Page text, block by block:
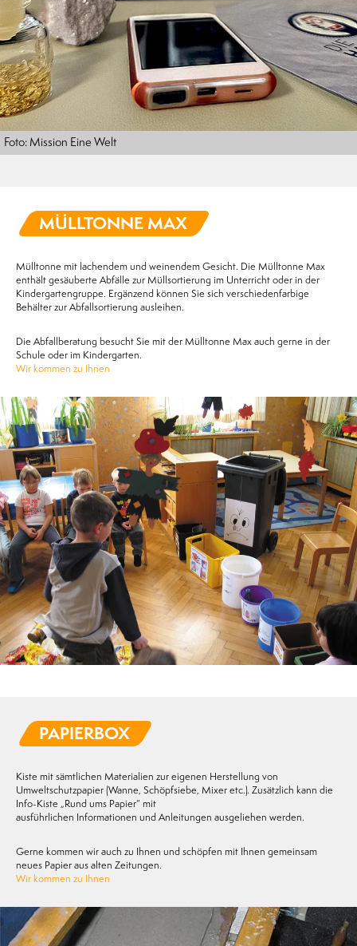
Foto: Mission Eine Welt
MÜLLTONNE MAX
Mülltonne mit lachendem und weinendem Gesicht. Die Mülltonne Max
enthält gesäuberte Abfälle zur Müllsortierung im Unterricht oder in der
Kindergartengruppe. Ergänzend können Sie sich verschiedenfarbige
Behälter zur Abfallsortierung ausleihen.
Die Abfallberatung besucht Sie mit der Mülltonne Max auch gerne in der
Schule oder im Kindergarten.
Wir kommen zu Ihnen
PAPIERBOX
Kiste mit sämtlichen Materialien zur eigenen Herstellung von
Umweltschutzpapier (Wanne, Schöpfsiebe, Mixer etc.). Zusätzlich kann die
Info-Kiste „Rund ums Papier“ mit
ausführlichen Informationen und Anleitungen ausgeliehen werden.
Gerne kommen wir auch zu Ihnen und schöpfen mit Ihnen gemeinsam
neues Papier aus alten Zeitungen.
Wir kommen zu Ihnen